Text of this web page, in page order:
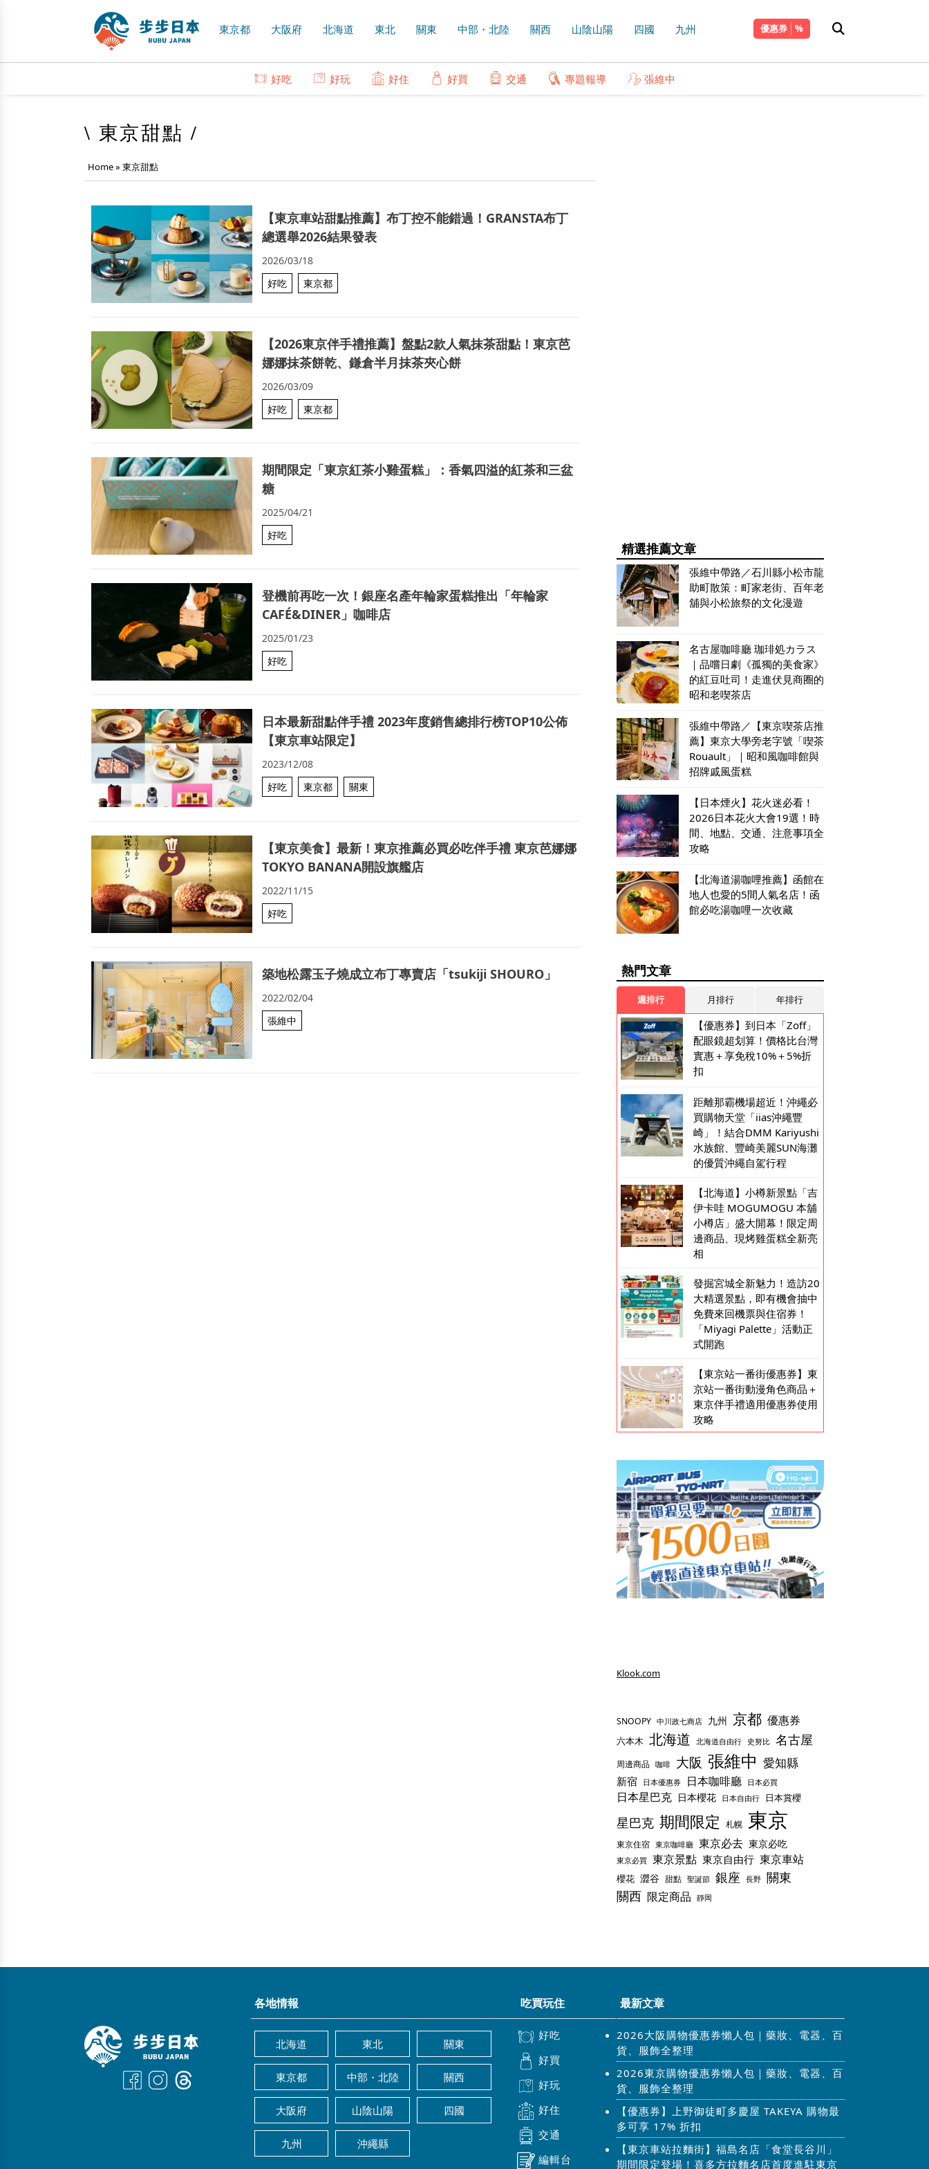
東京都 大阪府 北海道 東北 關東 中部・北陸 關西 山陰山陽 四國 九州 優惠券
好吃 好玩 好住 好買 交通 專題報導 張維中
\ 東京甜點 /
Home» 東京甜點
【東京車站甜點推薦】布丁控不能錯過！GRANSTA布丁
總選舉2026結果發表
2026/03/18
好吃
東京都
【2026東京伴手禮推薦】盤點2款人氣抹茶甜點！東京芭
娜娜抹茶餅乾、鎌倉半月抹茶夾心餅
2026/03/09
好吃
東京都
期間限定「東京紅茶小雞蛋糕」：香氣四溢的紅茶和三盆
糖
2025/04/21
好吃
登機前再吃一次！銀座名產年輪家蛋糕推出「年輪家
CAFÉ&DINER」咖啡店
2025/01/23
好吃
日本最新甜點伴手禮 2023年度銷售總排行榜TOP10公佈
【東京車站限定】
2023/12/08
好吃
東京都 關東
【東京美食】最新！東京推薦必買必吃伴手禮 東京芭娜娜
TOKYO BANANA開設旗艦店
2022/11/15
好吃
築地松露玉子燒成立布丁專賣店「tsukiji SHOURO」
2022/02/04
張維中
精選推薦文章
張維中帶路／石川縣小松市龍
助町散策：町家老街、百年老
舖與小松旅祭的文化漫遊
名古屋咖啡廳 珈琲処カラス
｜品嚐日劇《孤獨的美食家》
的紅豆吐司！走進伏見商圈的
昭和老喫茶店
張維中帶路／【東京喫茶店推
薦】東京大學旁老字號「喫茶
Rouault」｜昭和風咖啡館與
招牌戚風蛋糕
【日本煙火】花火迷必看！
2026日本花火大會19選！時
間、地點、交通、注意事項全
攻略
【北海道湯咖哩推薦】函館在
地人也愛的5間人氣名店！函
館必吃湯咖哩一次收藏
熱門文章
週排行 月排行 年排行
【優惠券】到日本「Zoff」
配眼鏡超划算！價格比台灣
實惠＋享免稅10%＋5%折
扣
距離那霸機場超近！沖繩必
買購物天堂「iias沖繩豐
崎」！結合DMM Kariyushi
水族館、豐崎美麗SUN海灘
的優質沖繩自駕行程
【北海道】小樽新景點「吉
伊卡哇 MOGUMOGU 本舖
小樽店」盛大開幕！限定周
邊商品、現烤雞蛋糕全新亮
相
發掘宮城全新魅力！造訪20
大精選景點，即有機會抽中
免費來回機票與住宿券！
「Miyagi Palette」活動正
式開跑
【東京站一番街優惠券】東
京站一番街動漫角色商品＋
東京伴手禮適用優惠券使用
攻略
Klook.com
SNOOPY 中川政七商店 九州 京都 優惠券
六本木 北海道 北海道自由行 史努比 名古屋
周邊商品 咖啡 大阪 張維中 愛知縣
新宿 日本優惠券 日本咖啡廳 日本必買
日本星巴克 日本櫻花 日本自由行 日本賞櫻
星巴克 期間限定 札幌 東京
東京住宿 東京咖啡廳 東京必去 東京必吃
東京必買 東京景點 東京自由行 東京車站
櫻花 澀谷 甜點 聖誕節 銀座 長野 關東
關西 限定商品 靜岡
各地情報
北海道 東北 關東
東京都 中部・北陸 關西
大阪府 山陰山陽 四國
九州 沖繩縣
吃買玩住
好吃
好買
好玩
好住
交通
編輯台
最新文章
2026大阪購物優惠券懶人包｜藥妝、電器、百
貨、服飾全整理
2026東京購物優惠券懶人包｜藥妝、電器、百
貨、服飾全整理
【優惠券】上野御徒町多慶屋 TAKEYA 購物最
多可享 17% 折扣
【東京車站拉麵街】福島名店「食堂長谷川」
期間限定登場！喜多方拉麵名店首度進駐東京